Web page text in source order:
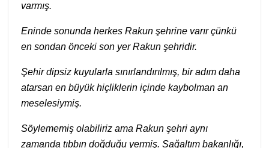
varmış.
Eninde sonunda herkes Rakun şehrine varır çünkü
en sondan önceki son yer Rakun şehridir.
Şehir dipsiz kuyularla sınırlandırılmış, bir adım daha
atarsan en büyük hiçliklerin içinde kaybolman an
meselesiymiş.
Söylememiş olabiliriz ama Rakun şehri aynı
zamanda tıbbın doğduğu yermiş. Sağaltım bakanlığı,